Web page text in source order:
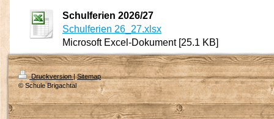
Schulferien 2026/27
Schulferien 26_27.xlsx
Microsoft Excel-Dokument [25.1 KB]
Druckversion| Sitemap
© Schule Brigachtal